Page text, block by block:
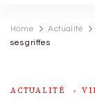
Home Actualité
ses griffes
ACTUALITÉ